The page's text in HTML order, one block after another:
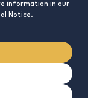
information in our
Notice.